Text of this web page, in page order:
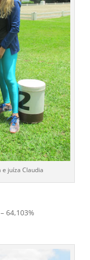
juíza Claudia
64,103%